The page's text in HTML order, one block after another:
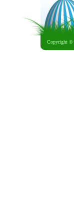
Copyright ©